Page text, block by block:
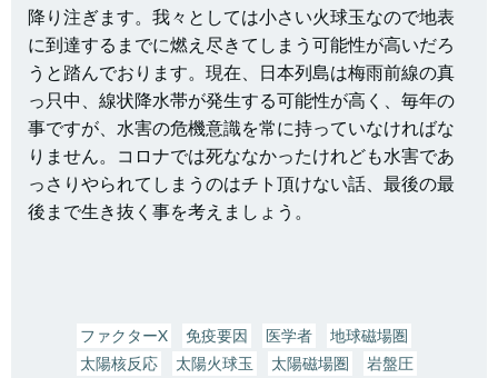
降り注ぎます。我々としては小さい火球玉なので地表
に到達するまでに燃え尽きてしまう可能性が高いだろ
うと踏んでおります。現在、日本列島は梅雨前線の真
っ只中、線状降水帯が発生する可能性が高く、毎年の
事ですが、水害の危機意識を常に持っていなければな
りません。コロナでは死ななかったけれども水害であ
っさりやられてしまうのはチト頂けない話、最後の最
後まで生き抜く事を考えましょう。
ファクターX 免疫要因 医学者
地球磁場圏
太陽核反応
太陽火球玉 太陽磁場圏
岩盤圧